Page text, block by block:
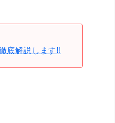
底解説します!!